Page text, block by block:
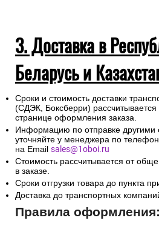
3. Доставка в
Беларусь и
Сроки и стоимость доставки
(СДЭК, Боксберри) рассчитывается
странице оформления заказа.
Информацию по отправке другими
уточняйте у менеджера по
на Email sales@1oboi.ru
Стоимость рассчитывается от
в заказе.
Сроки отгрузки товара до пункта
Доставка до транспортных
Правила оформления: